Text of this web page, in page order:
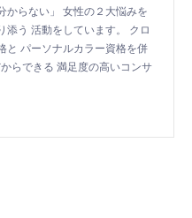
からない」 女性の２大悩みを
添う 活動をしています。 クロ
と パーソナルカラー資格を併
らできる 満足度の高いコンサ